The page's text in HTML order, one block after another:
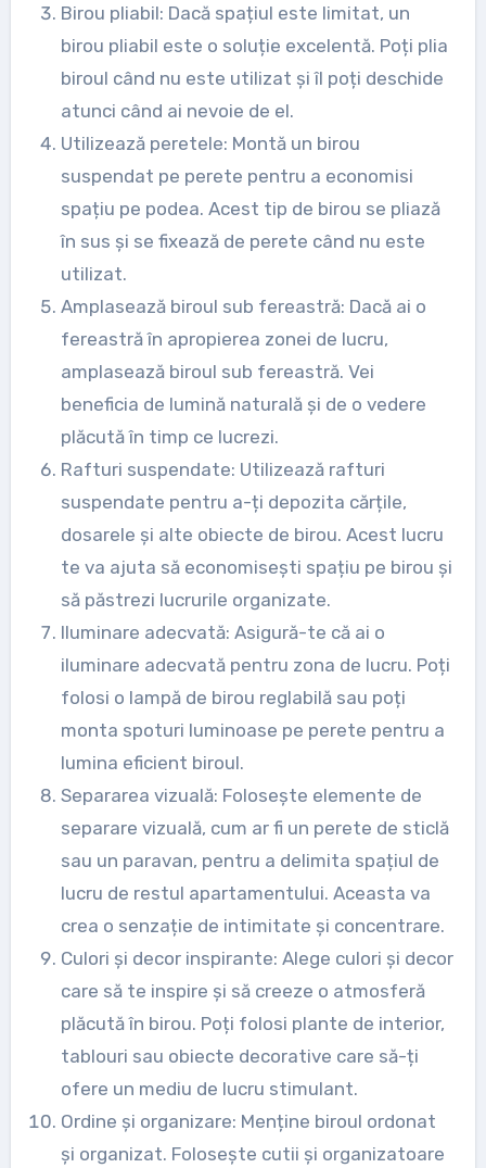
Birou pliabil: Dacă spațiul este limitat, un
birou pliabil este o soluție excelentă. Poți plia
biroul când nu este utilizat și îl poți deschide
atunci când ai nevoie de el.
Utilizează peretele: Montă un birou
suspendat pe perete pentru a economisi
spațiu pe podea. Acest tip de birou se pliază
în sus și se fixează de perete când nu este
utilizat.
Amplasează biroul sub fereastră: Dacă ai o
fereastră în apropierea zonei de lucru,
amplasează biroul sub fereastră. Vei
beneficia de lumină naturală și de o vedere
plăcută în timp ce lucrezi.
Rafturi suspendate: Utilizează rafturi
suspendate pentru a-ți depozita cărțile,
dosarele și alte obiecte de birou. Acest lucru
te va ajuta să economisești spațiu pe birou și
să păstrezi lucrurile organizate.
Iluminare adecvată: Asigură-te că ai o
iluminare adecvată pentru zona de lucru. Poți
folosi o lampă de birou reglabilă sau poți
monta spoturi luminoase pe perete pentru a
lumina eficient biroul.
Separarea vizuală: Folosește elemente de
separare vizuală, cum ar fi un perete de sticlă
sau un paravan, pentru a delimita spațiul de
lucru de restul apartamentului. Aceasta va
crea o senzație de intimitate și concentrare.
Culori și decor inspirante: Alege culori și decor
care să te inspire și să creeze o atmosferă
plăcută în birou. Poți folosi plante de interior,
tablouri sau obiecte decorative care să-ți
ofere un mediu de lucru stimulant.
Ordine și organizare: Menține biroul ordonat
și organizat. Folosește cutii și organizatoare